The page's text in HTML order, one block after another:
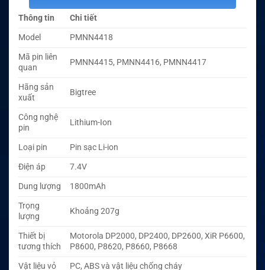
Thông tin
Chi tiết
Model
PMNN4418
Mã pin liên
quan
PMNN4415, PMNN4416, PMNN4417
Hãng sản
xuất
Bigtree
Công nghệ
pin
Lithium-Ion
Loại pin
Pin sạc Li-ion
Điện áp
7.4V
Dung lượng
1800mAh
Trọng
lượng
Khoảng 207g
Thiết bị
tương thích
Motorola DP2000, DP2400, DP2600, XiR P6600,
P8600, P8620, P8660, P8668
Vật liệu vỏ
PC, ABS và vật liệu chống cháy